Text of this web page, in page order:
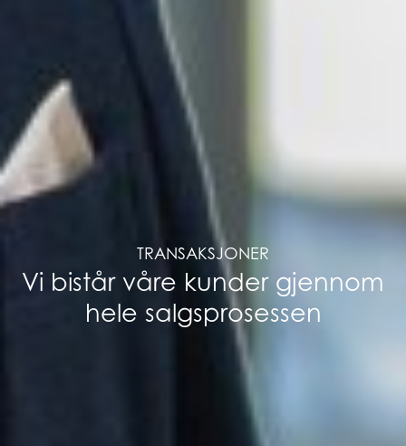
TRANSAKSJONER
Vi bistår våre kunder gjennom
hele salgsprosessen